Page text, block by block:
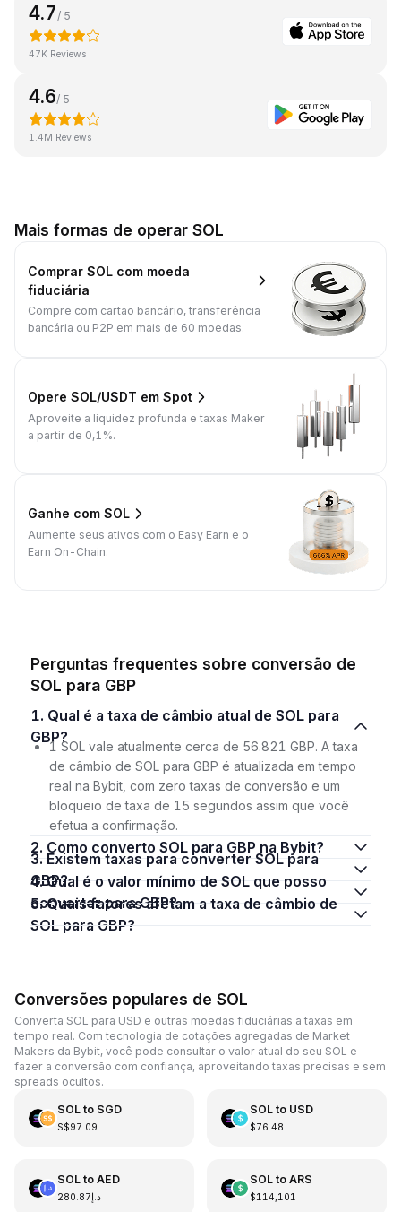
4.7 / 5
47K Reviews
4.6/ 5
1.4M Reviews
Mais formas de operar SOL
Comprar SOL com moeda
fiduciária
Compre com cartão bancário, transferência
bancária ou P2P em mais de 60 moedas.
Opere SOL/USDT em Spot
Aproveite a liquidez profunda e taxas Maker
a partir de 0,1%.
Ganhe com SOL
Aumente seus ativos com o Easy Earn e o
Earn On-Chain.
Perguntas frequentes sobre conversão de
SOL para GBP
1. Qual é a taxa de câmbio atual de SOL para
GBP?
1 SOL vale atualmente cerca de 56.821 GBP. A taxa
de câmbio de SOL para GBP é atualizada em tempo
real na Bybit, com zero taxas de conversão e um
bloqueio de taxa de 15 segundos assim que você
efetua a confirmação.
2. Como converto SOL para GBP na Bybit?
3. Existem taxas para converter SOL para
GBP?
4. Qual é o valor mínimo de SOL que posso
converter para GBP?
5. Quais fatores afetam a taxa de câmbio de
SOL para GBP?
Conversões populares de SOL
Converta SOL para USD e outras moedas fiduciárias a taxas em
tempo real. Com tecnologia de cotações agregadas de Market
Makers da Bybit, você pode consultar o valor atual do seu SOL e
fazer a conversão com confiança, aproveitando taxas precisas e sem
spreads ocultos.
SOLto SGD
S$97.09
SOLto USD
$76.48
SOLto AED
د.إ280.87
SOLto ARS
$114,101